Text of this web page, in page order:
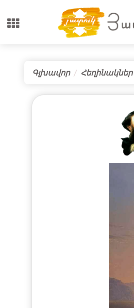
Գլխավոր Հեղինակներ